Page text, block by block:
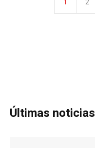
1 2
Últimas noticias